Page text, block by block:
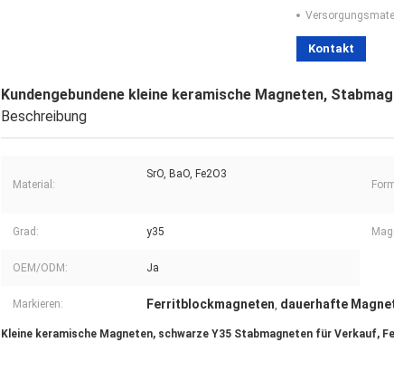
Kontakt
Kundengebundene kleine keramische Magneten,
Beschreibung
Material:
SrO, BaO, Fe2O3
Grad: y35
OEM/ODM: Ja
Markieren: Ferritblockmagneten, dauerhafte
Kleine keramische Magneten, schwarze Y35 Stabmagneten für Verkauf,